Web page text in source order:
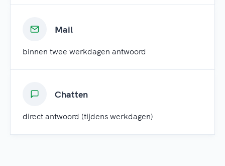
Mail
binnen twee werkdagen antwoord
Chatten
direct antwoord (tijdens werkdagen)